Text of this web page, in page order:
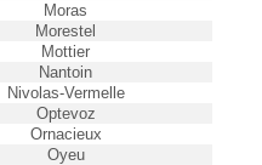
Moras
Morestel
Mottier
Nantoin
Nivolas-Vermelle
Optevoz
Ornacieux
Oyeu